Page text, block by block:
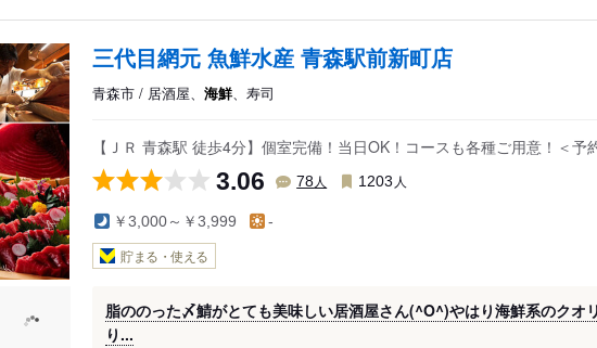
三代目網元 魚鮮水産 青森駅前新町店
青森市 / 居酒屋、 海鮮、寿司
【ＪＲ 青森駅 徒歩4分】個室完備！当日OK！コースも各種ご用意！＜予
3.06 78人 1203 人
￥3,000～￥3,999 -
貯まる・使える
脂ののった〆鯖がとても美味しい居酒屋さん(^O^)やはり海鮮系のクオ
り...